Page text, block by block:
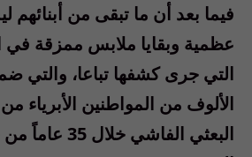
فيما بعد أن ما تبقى من
عظمية وبقايا ملابس ممزقة في
التي جرى كشفها تباعا، والتي
الألوف من المواطنين الأبرياء
البعثي الفاشي